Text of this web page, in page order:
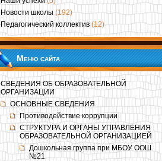
Новости школы (192)
Педагогический коллектив(12)
Меню сайта
СВЕДЕНИЯ ОБ ОБРАЗОВАТЕЛЬНОЙ
ОРГАНИЗАЦИИ
ОСНОВНЫЕ СВЕДЕНИЯ
Противодействие коррупции
СТРУКТУРА И ОРГАНЫ УПРАВЛЕНИЯ
ОБРАЗОВАТЕЛЬНОЙ ОРГАНИЗАЦИЕЙ
Дошкольная группа при МБОУ ООШ
№21